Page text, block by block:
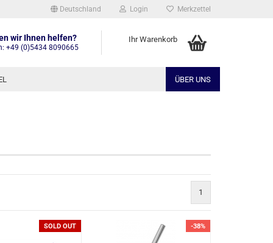
Deutschland Login Merkzettel
wir Ihnen helfen?
+49 (0)5434 8090665
Ihr Warenkorb
ÜBER UNS
1
SOLD OUT -38%